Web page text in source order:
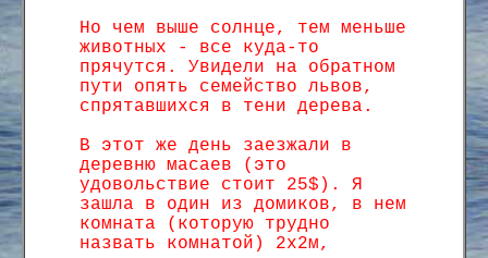
Но чем выше солнце, тем меньше
животных - все куда-то
прячутся. Увидели на обратном
пути опять семейство львов,
спрятавшихся в тени дерева.
В этот же день заезжали в
деревню масаев (это
удовольствие стоит 25$). Я
зашла в один из домиков, в нем
комната (которую трудно
назвать комнатой) 2х2м,